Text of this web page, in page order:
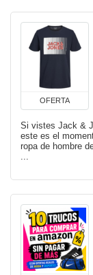
OFERTA
Si vistes Jack &
este es el
ropa de hombre
...